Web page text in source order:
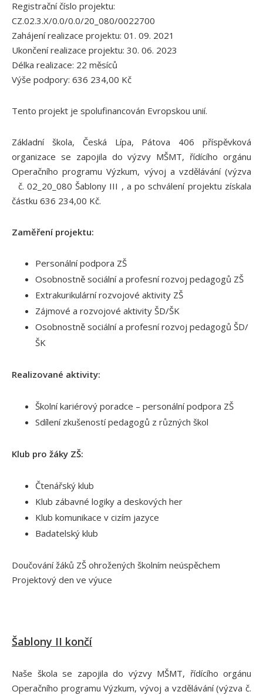
Registrační číslo projektu:
CZ.02.3.X/0.0/0.0/20_080/0022700
Zahájení realizace projektu: 01. 09. 2021
Ukončení realizace projektu: 30. 06. 2023
Délka realizace: 22 měsíců
Výše podpory: 636 234,00 Kč
Tento projekt je spolufinancován Evropskou unií.
Základní škola, Česká Lípa, Pátova 406 příspěvková
organizace se zapojila do výzvy MŠMT, řídícího orgánu
Operačního programu Výzkum, vývoj a vzdělávání (výzva
č. 02_20_080 Šablony III , a po schválení projektu získala
částku 636 234,00 Kč.
Zaměření projektu:
Personální podpora ZŠ
Osobnostně sociální a profesní rozvoj pedagogů ZŠ
Extrakurikulární rozvojové aktivity ZŠ
Zájmové a rozvojové aktivity ŠD/ŠK
Osobnostně sociální a profesní rozvoj pedagogů ŠD/
ŠK
Realizované aktivity:
Školní kariérový poradce – personální podpora ZŠ
Sdílení zkušeností pedagogů z různých škol
Klub pro žáky ZŠ:
Čtenářský klub
Klub zábavné logiky a deskových her
Klub komunikace v cizím jazyce
Badatelský klub
Doučování žáků ZŠ ohrožených školním neúspěchem
Projektový den ve výuce
Šablony II končí
Naše škola se zapojila do výzvy MŠMT, řídícího orgánu
Operačního programu Výzkum, vývoj a vzdělávání (výzva č.